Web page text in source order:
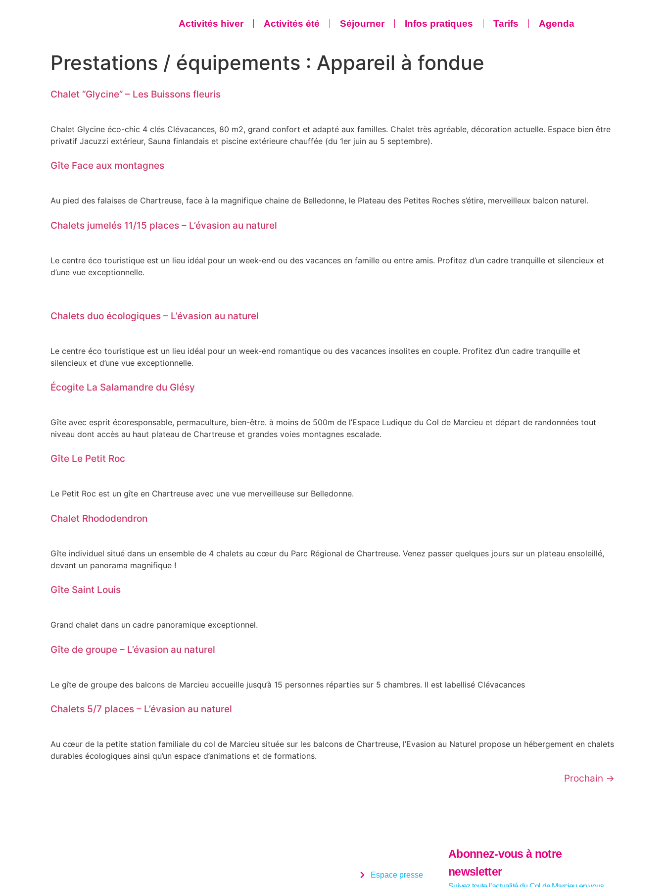
Activités hiver Activités été Séjourner Infos pratiques Tarifs Agenda
Prestations / équipements : Appareil à fondue
Chalet “Glycine” – Les Buissons fleuris
Chalet Glycine éco-chic 4 clés Clévacances, 80 m2, grand confort et adapté aux familles. Chalet très agréable, décoration actuelle. Espace bien être
privatif Jacuzzi extérieur, Sauna finlandais et piscine extérieure chauffée (du 1er juin au 5 septembre).
Gîte Face aux montagnes
Au pied des falaises de Chartreuse, face à la magnifique chaine de Belledonne, le Plateau des Petites Roches s’étire, merveilleux balcon naturel.
Chalets jumelés 11/15 places – L’évasion au naturel
Le centre éco touristique est un lieu idéal pour un week-end ou des vacances en famille ou entre amis. Profitez d’un cadre tranquille et silencieux et
d’une vue exceptionnelle.
Chalets duo écologiques – L’évasion au naturel
Le centre éco touristique est un lieu idéal pour un week-end romantique ou des vacances insolites en couple. Profitez d’un cadre tranquille et
silencieux et d’une vue exceptionnelle.
Écogite La Salamandre du Glésy
Gîte avec esprit écoresponsable, permaculture, bien-être. à moins de 500m de l’Espace Ludique du Col de Marcieu et départ de randonnées tout
niveau dont accès au haut plateau de Chartreuse et grandes voies montagnes escalade.
Gîte Le Petit Roc
Le Petit Roc est un gîte en Chartreuse avec une vue merveilleuse sur Belledonne.
Chalet Rhododendron
Gîte individuel situé dans un ensemble de 4 chalets au cœur du Parc Régional de Chartreuse. Venez passer quelques jours sur un plateau ensoleillé,
devant un panorama magnifique !
Gîte Saint Louis
Grand chalet dans un cadre panoramique exceptionnel.
Gîte de groupe – L’évasion au naturel
Le gîte de groupe des balcons de Marcieu accueille jusqu’à 15 personnes réparties sur 5 chambres. Il est labellisé Clévacances
Chalets 5/7 places – L’évasion au naturel
Au cœur de la petite station familiale du col de Marcieu située sur les balcons de Chartreuse, l’Evasion au Naturel propose un hébergement en chalets
durables écologiques ainsi qu’un espace d’animations et de formations.
Prochain →
Espace presse
Abonnez-vous à notre
newsletter